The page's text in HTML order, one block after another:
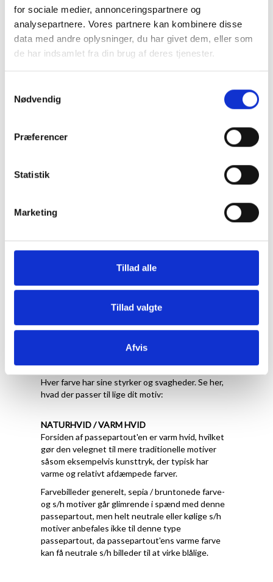
for sociale medier, annonceringspartnere og
analysepartnere. Vores partnere kan kombinere disse
data med andre oplysninger, du har givet dem, eller som
de har indsamlet fra din brug af deres tjenester.
Nødvendig
Præferencer
Statistik
Marketing
Tillad alle
Tillad valgte
Afvis
Hvilken farve skal jeg
Hver farve har sine styrker og svagheder. Se her,
hvad der passer til lige dit motiv:
NATURHVID / VARM HVID
Forsiden af passepartout'en er varm hvid, hvilket
gør den velegnet til mere traditionelle motiver
såsom eksempelvis kunsttryk, der typisk har
varme og relativt afdæmpede farver.
Farvebilleder generelt, sepia / bruntonede farve-
og s/h motiver går glimrende i spænd med denne
passepartout, men helt neutrale eller kølige s/h
motiver anbefales ikke til denne type
passepartout, da passepartout'ens varme farve
kan få neutrale s/h billeder til at virke blålige.